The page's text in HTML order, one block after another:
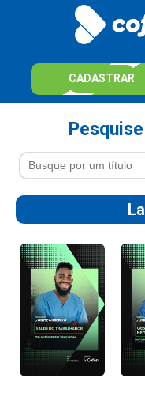
CADASTRAR